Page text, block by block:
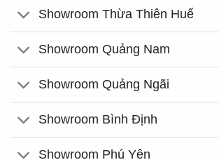
Showroom Thừa Thiên Huế
Showroom Quảng Nam
Showroom Quảng Ngãi
Showroom Bình Định
Showroom Phú Yên